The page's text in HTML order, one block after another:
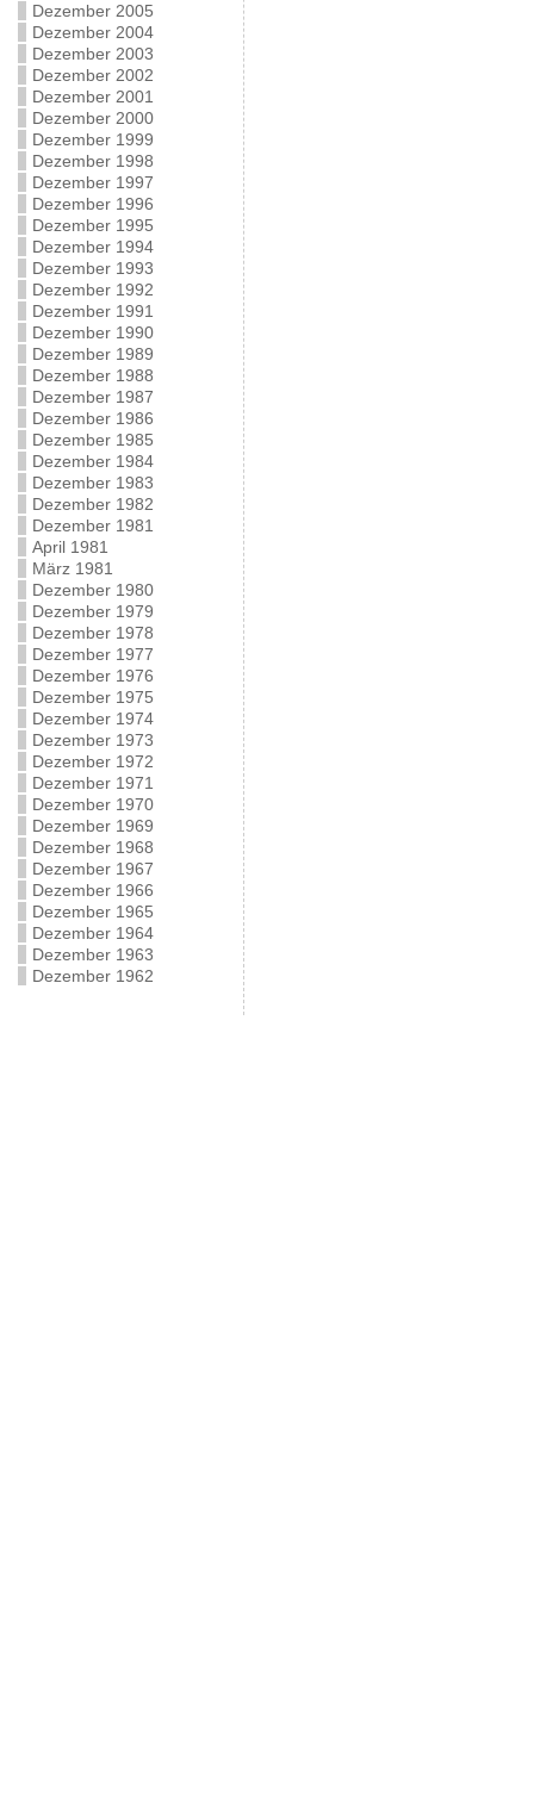
Dezember 2005
Dezember 2004
Dezember 2003
Dezember 2002
Dezember 2001
Dezember 2000
Dezember 1999
Dezember 1998
Dezember 1997
Dezember 1996
Dezember 1995
Dezember 1994
Dezember 1993
Dezember 1992
Dezember 1991
Dezember 1990
Dezember 1989
Dezember 1988
Dezember 1987
Dezember 1986
Dezember 1985
Dezember 1984
Dezember 1983
Dezember 1982
Dezember 1981
April 1981
März 1981
Dezember 1980
Dezember 1979
Dezember 1978
Dezember 1977
Dezember 1976
Dezember 1975
Dezember 1974
Dezember 1973
Dezember 1972
Dezember 1971
Dezember 1970
Dezember 1969
Dezember 1968
Dezember 1967
Dezember 1966
Dezember 1965
Dezember 1964
Dezember 1963
Dezember 1962